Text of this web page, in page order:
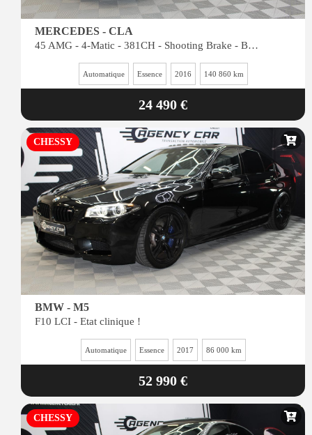
MERCEDES - CLA
45 AMG - 4-Matic - 381CH - Shooting Brake - BV Speedshift DCT
Automatique Essence 2016 140 860 km
24 490 €
CHESSY
BMW - M5
F10 LCI - Etat clinique !
Automatique Essence 2017 86 000 km
52 990 €
CHESSY